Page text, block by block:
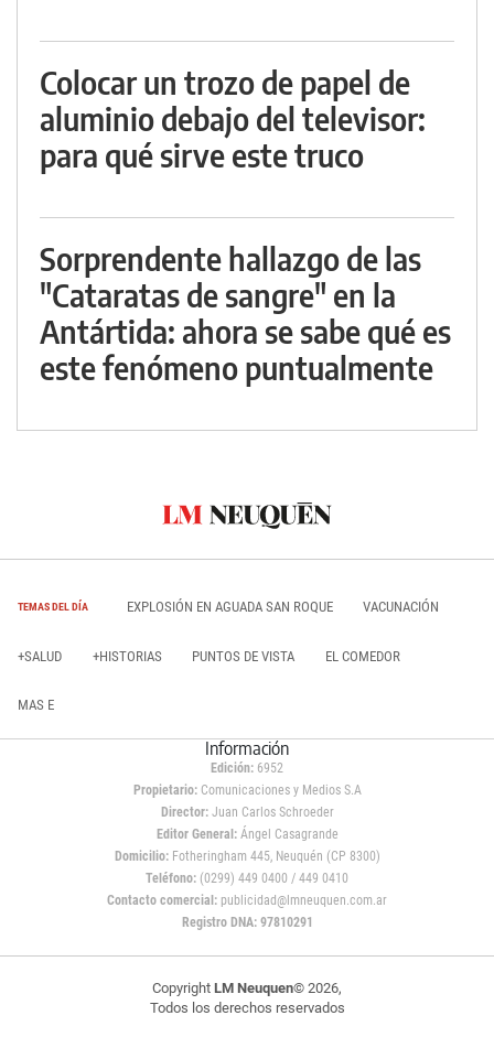
Colocar un trozo de papel de
aluminio debajo del televisor:
para qué sirve este truco
Sorprendente hallazgo de las
"Cataratas de sangre" en la
Antártida: ahora se sabe qué es
este fenómeno puntualmente
TEMAS DEL DÍA EXPLOSIÓN EN AGUADA SAN ROQUE VACUNACIÓN
+SALUD +HISTORIAS PUNTOS DE VISTA EL COMEDOR
MAS E
Información
Edición: 6952
Propietario:Comunicaciones y Medios S.A
Director: Juan Carlos Schroeder
Editor General:Ángel Casagrande
Domicilio:Fotheringham 445, Neuquén (CP 8300)
Teléfono: (0299) 449 0400 / 449 0410
Contacto comercial: publicidad@lmneuquen.com.ar
Registro DNA: 97810291
Copyright LM Neuquen© 2026,
Todos los derechos reservados